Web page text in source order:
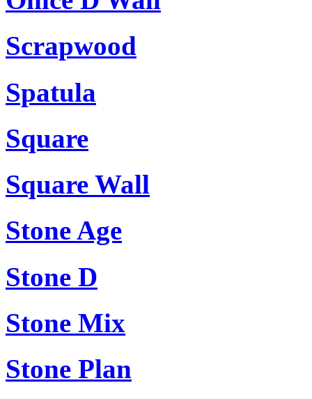
Scrapwood
Spatula
Square
Square Wall
Stone Age
Stone D
Stone Mix
Stone Plan